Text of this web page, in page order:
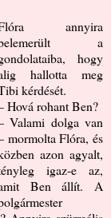
annyira
a
hogy
hallotta meg
kérdését.
Hová rohant Ben?
Valami dolga van
mormolta Flóra, és
azon agyalt,
igaz-e az,
Ben állít. A